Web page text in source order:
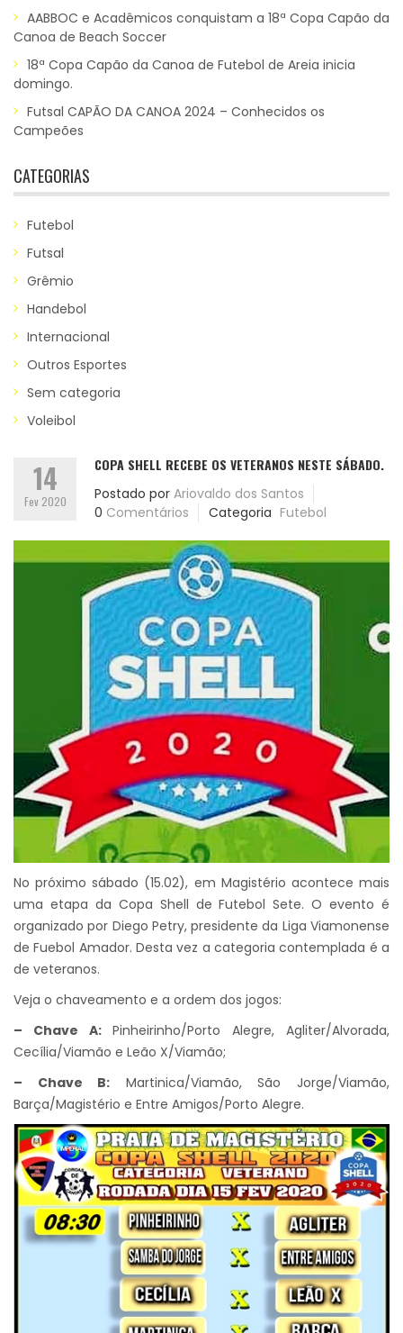
AABBOC e Acadêmicos conquistam a 18ª Copa Capão da
Canoa de Beach Soccer
18ª Copa Capão da Canoa de Futebol de Areia inicia
domingo.
Futsal CAPÃO DA CANOA 2024 – Conhecidos os
Campeões
CATEGORIAS
Futebol
Futsal
Grêmio
Handebol
Internacional
Outros Esportes
Sem categoria
Voleibol
14
Fev 2020
COPA SHELL RECEBE OS VETERANOS NESTE SÁBADO.
Postado por Ariovaldo dos Santos
0 Comentários Categoria Futebol
No próximo sábado (15.02), em Magistério acontece mais
uma etapa da Copa Shell de Futebol Sete. O evento é
organizado por Diego Petry, presidente da Liga Viamonense
de Fuebol Amador. Desta vez a categoria contemplada é a
de veteranos.
Veja o chaveamento e a ordem dos jogos:
– Chave A:Pinheirinho/Porto Alegre, Agliter/Alvorada,
Cecília/Viamão e Leão X/Viamão;
– Chave B: Martinica/Viamão, São Jorge/Viamão,
Barça/Magistério e Entre Amigos/Porto Alegre.